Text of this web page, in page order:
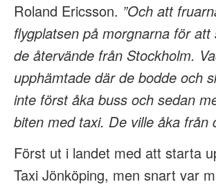
Roland Ericsson. ”Och att
flygplatsen på morgnarna för
de återvände från Stockholm.
upphämtade där de bodde och
inte först åka buss och sedan
biten med taxi. De ville åka från
Först ut i landet med att starta
Taxi Jönköping, men snart var